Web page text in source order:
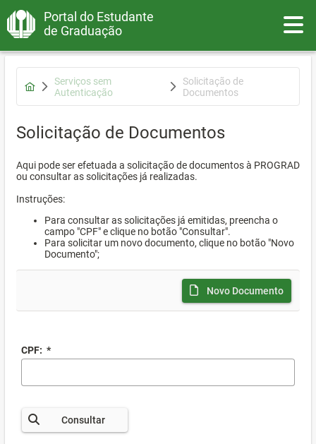
Portal do Estudante
de Graduação
Serviços sem
Autenticação
Solicitação de
Documentos
Solicitação de Documentos
Aqui pode ser efetuada a solicitação de documentos à PROGRAD
ou consultar as solicitações já realizadas.
Instruções:
Para consultar as solicitações já emitidas, preencha o
campo "CPF" e clique no botão "Consultar".
Para solicitar um novo documento, clique no botão "Novo
Documento";
Novo Documento
CPF: *
Consultar